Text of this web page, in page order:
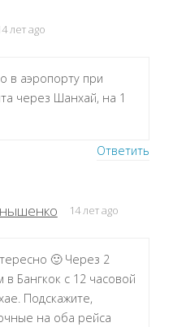
лет ago
в аэропорту при
через Шанхай, на 1
Ответить
14 лет ago
🙂 Через 2
Бангкок с 12 часовой
Подскажите,
на оба рейса